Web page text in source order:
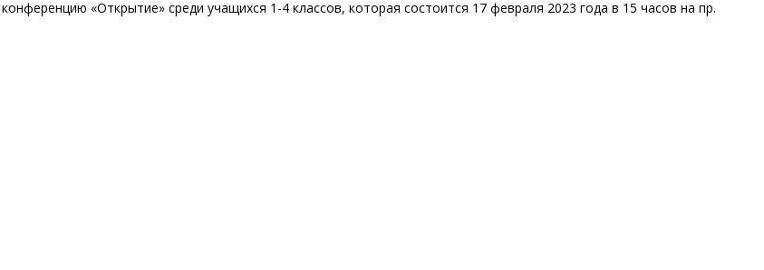
«Открытие» среди учащихся 1-4 классов, которая состоится 17 февраля 2023 года в 15 часов на пр.